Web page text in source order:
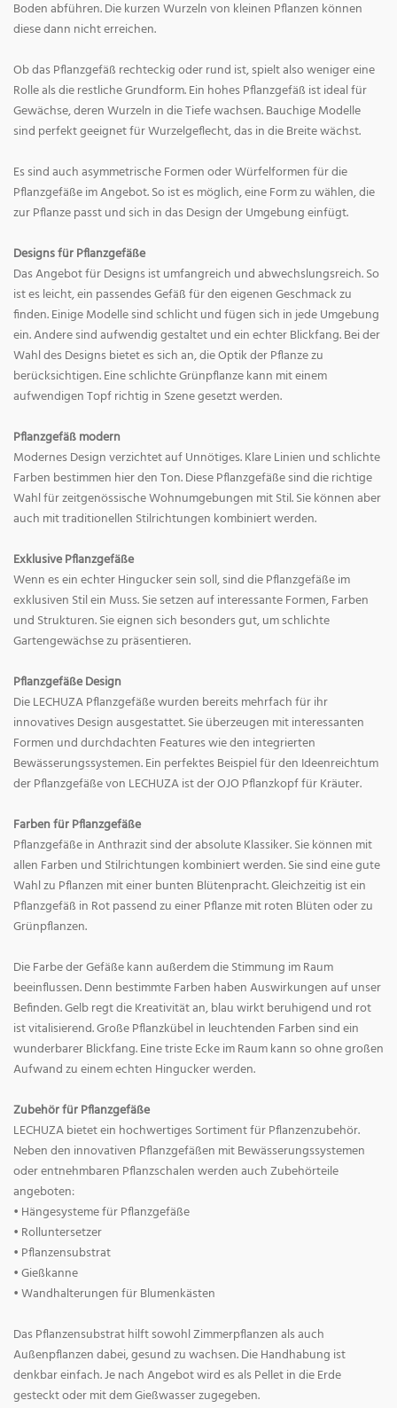
Boden abführen. Die kurzen Wurzeln von kleinen Pflanzen können
diese dann nicht erreichen.
Ob das Pflanzgefäß rechteckig oder rund ist, spielt also weniger eine
Rolle als die restliche Grundform. Ein hohes Pflanzgefäß ist ideal für
Gewächse, deren Wurzeln in die Tiefe wachsen. Bauchige Modelle
sind perfekt geeignet für Wurzelgeflecht, das in die Breite wächst.
Es sind auch asymmetrische Formen oder Würfelformen für die
Pflanzgefäße im Angebot. So ist es möglich, eine Form zu wählen, die
zur Pflanze passt und sich in das Design der Umgebung einfügt.
Designs für Pflanzgefäße
Das Angebot für Designs ist umfangreich und abwechslungsreich. So
ist es leicht, ein passendes Gefäß für den eigenen Geschmack zu
finden. Einige Modelle sind schlicht und fügen sich in jede Umgebung
ein. Andere sind aufwendig gestaltet und ein echter Blickfang. Bei der
Wahl des Designs bietet es sich an, die Optik der Pflanze zu
berücksichtigen. Eine schlichte Grünpflanze kann mit einem
aufwendigen Topf richtig in Szene gesetzt werden.
Pflanzgefäß modern
Modernes Design verzichtet auf Unnötiges. Klare Linien und schlichte
Farben bestimmen hier den Ton. Diese Pflanzgefäße sind die richtige
Wahl für zeitgenössische Wohnumgebungen mit Stil. Sie können aber
auch mit traditionellen Stilrichtungen kombiniert werden.
Exklusive Pflanzgefäße
Wenn es ein echter Hingucker sein soll, sind die Pflanzgefäße im
exklusiven Stil ein Muss. Sie setzen auf interessante Formen, Farben
und Strukturen. Sie eignen sich besonders gut, um schlichte
Gartengewächse zu präsentieren.
Pflanzgefäße Design
Die LECHUZA Pflanzgefäße wurden bereits mehrfach für ihr
innovatives Design ausgestattet. Sie überzeugen mit interessanten
Formen und durchdachten Features wie den integrierten
Bewässerungssystemen. Ein perfektes Beispiel für den Ideenreichtum
der Pflanzgefäße von LECHUZA ist der OJO Pflanzkopf für Kräuter.
Farben für Pflanzgefäße
Pflanzgefäße in Anthrazit sind der absolute Klassiker. Sie können mit
allen Farben und Stilrichtungen kombiniert werden. Sie sind eine gute
Wahl zu Pflanzen mit einer bunten Blütenpracht. Gleichzeitig ist ein
Pflanzgefäß in Rot passend zu einer Pflanze mit roten Blüten oder zu
Grünpflanzen.
Die Farbe der Gefäße kann außerdem die Stimmung im Raum
beeinflussen. Denn bestimmte Farben haben Auswirkungen auf unser
Befinden. Gelb regt die Kreativität an, blau wirkt beruhigend und rot
ist vitalisierend. Große Pflanzkübel in leuchtenden Farben sind ein
wunderbarer Blickfang. Eine triste Ecke im Raum kann so ohne großen
Aufwand zu einem echten Hingucker werden.
Zubehör für Pflanzgefäße
LECHUZA bietet ein hochwertiges Sortiment für Pflanzenzubehör.
Neben den innovativen Pflanzgefäßen mit Bewässerungssystemen
oder entnehmbaren Pflanzschalen werden auch Zubehörteile
angeboten:
• Hängesysteme für Pflanzgefäße
• Rolluntersetzer
• Pflanzensubstrat
• Gießkanne
• Wandhalterungen für Blumenkästen
Das Pflanzensubstrat hilft sowohl Zimmerpflanzen als auch
Außenpflanzen dabei, gesund zu wachsen. Die Handhabung ist
denkbar einfach. Je nach Angebot wird es als Pellet in die Erde
gesteckt oder mit dem Gießwasser zugegeben.